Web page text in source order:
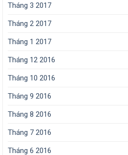
Tháng 3 2017
Tháng 2 2017
Tháng 1 2017
Tháng 12 2016
Tháng 10 2016
Tháng 9 2016
Tháng 8 2016
Tháng 7 2016
Tháng 6 2016